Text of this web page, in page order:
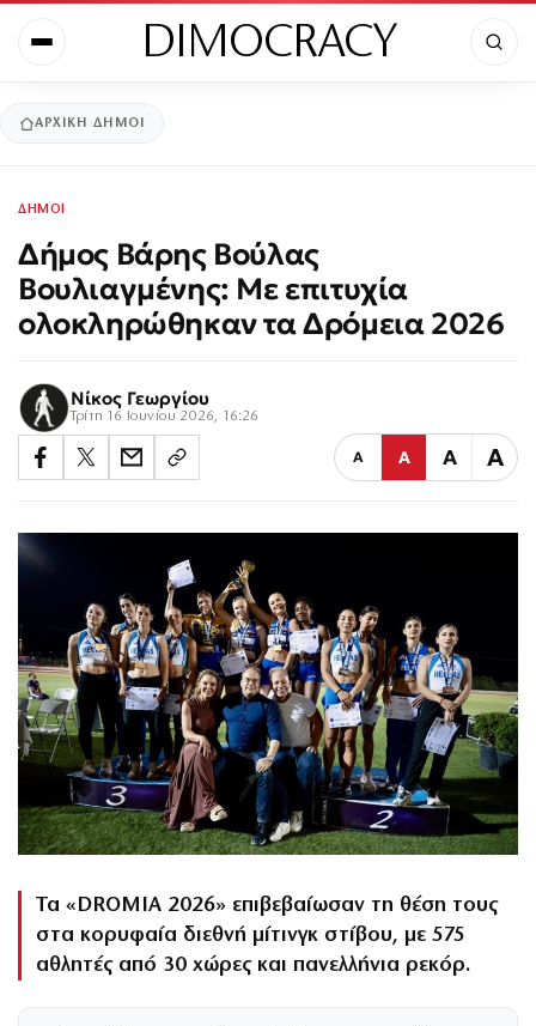
DIMOCRACY
ΑΡΧΙΚΉ ΔΗΜΟΙ
ΔΗΜΟΙ
Δήμος Βάρης Βούλας
Βουλιαγμένης: Με επιτυχία
ολοκληρώθηκαν τα Δρόμεια 2026
Νίκος Γεωργίου
Τρίτη 16 Ιουνίου 2026, 16:26
Α Α Α Α
Τα «DROMIA 2026» επιβεβαίωσαν τη θέση τους
στα κορυφαία διεθνή μίτινγκ στίβου, με 575
αθλητές από 30 χώρες και πανελλήνια ρεκόρ.